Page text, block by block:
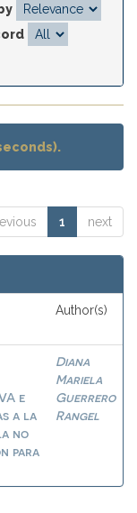
1 next
Author(s)
e
a la
no
para
Diana
Mariela
Guerrero
Rangel